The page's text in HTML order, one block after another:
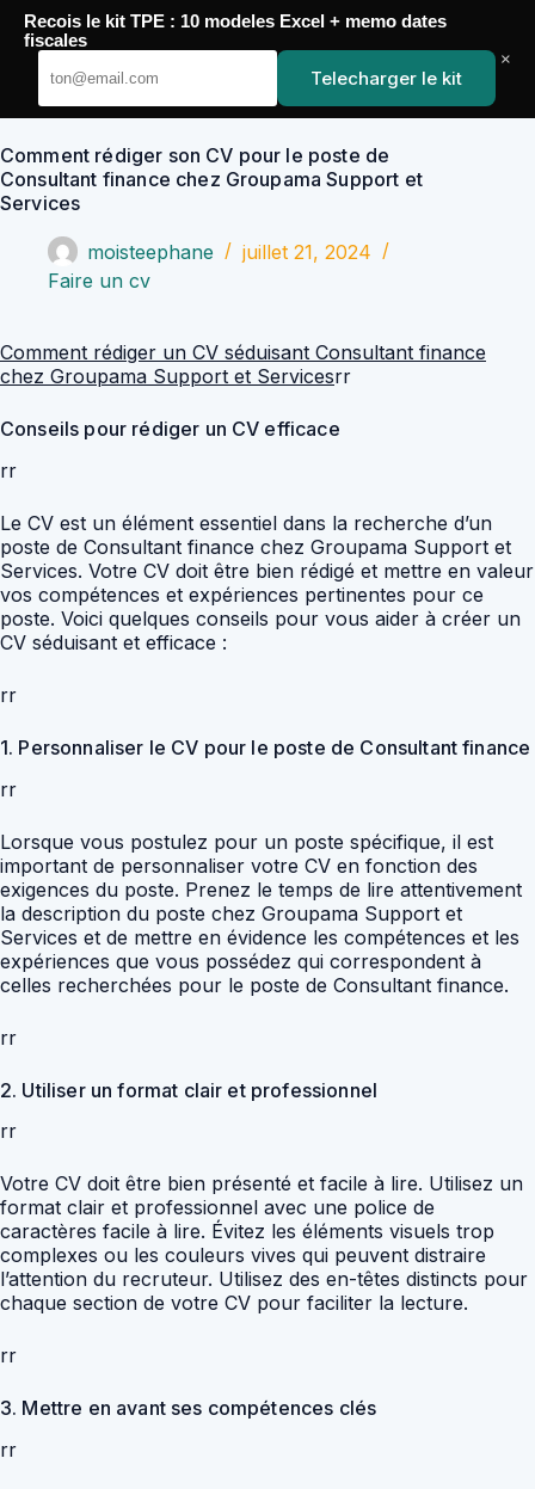
Passer
contenu
YoupiJobs
Comment rédiger son CV pour le poste de
Consultant finance chez Groupama Support et
Services
moisteephane
juillet 21, 2024
Faire un cv
Comment rédiger un CV séduisant Consultant finance
chez Groupama Support et Servicesrr
Conseils pour rédiger un CV efficace
rr
Le CV est un élément essentiel dans la recherche d’un
poste de Consultant finance chez Groupama Support et
Services. Votre CV doit être bien rédigé et mettre en valeur
vos compétences et expériences pertinentes pour ce
poste. Voici quelques conseils pour vous aider à créer un
CV séduisant et efficace :
rr
1. Personnaliser le CV pour le poste de Consultant finance
rr
Lorsque vous postulez pour un poste spécifique, il est
important de personnaliser votre CV en fonction des
exigences du poste. Prenez le temps de lire attentivement
la description du poste chez Groupama Support et
Services et de mettre en évidence les compétences et les
expériences que vous possédez qui correspondent à
celles recherchées pour le poste de Consultant finance.
rr
2. Utiliser un format clair et professionnel
rr
Votre CV doit être bien présenté et facile à lire. Utilisez un
format clair et professionnel avec une police de
caractères facile à lire. Évitez les éléments visuels trop
complexes ou les couleurs vives qui peuvent distraire
l’attention du recruteur. Utilisez des en-têtes distincts pour
chaque section de votre CV pour faciliter la lecture.
rr
3. Mettre en avant ses compétences clés
rr
Recois le kit TPE : 10 modeles Excel + memo dates
fiscales
Telecharger le kit
×